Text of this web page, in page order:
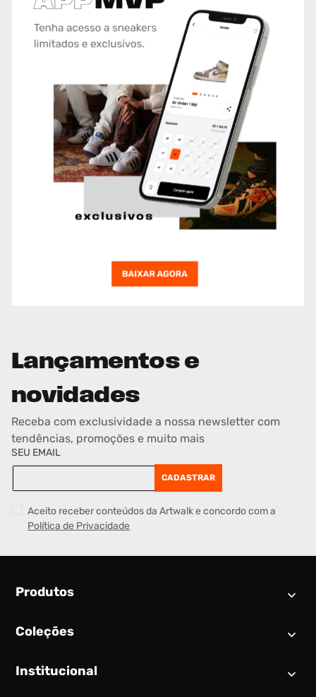
Lançamentos e
novidades
Receba com exclusividade a nossa newsletter com
tendências, promoções e muito mais
SEU EMAIL
CADASTRAR
Aceito receber conteúdos da Artwalk e concordo com a
Política de Privacidade
Produtos
Calendário SNEAKER
Tênis
Coleções
Air Jordan 1
Institucional